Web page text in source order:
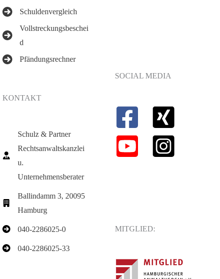
Schuldenvergleich
Vollstreckungsbeschei
d
Pfändungsrechner
KONTAKT
Schulz & Partner
Rechtsanwaltskanzlei
u.
Unternehmensberater
Ballindamm 3, 20095
Hamburg
040-2286025-0
040-2286025-33
SOCIAL MEDIA
MITGLIED: